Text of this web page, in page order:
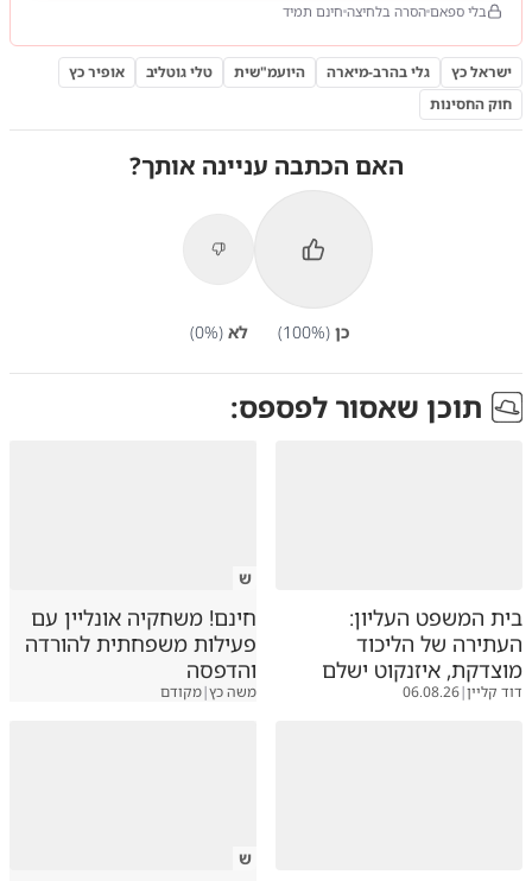
בלי ספאם הסרה בלחיצה חינם תמיד
ישראל כץ גלי בהרב-מיארה היועמ"שית טלי גוטליב
אופיר כץ
חוק החסינות
האם הכתבה עניינה אותך?
כן (
100%) לא (
0%)
תוכן שאסור לפספס:
בית המשפט העליון:
העתירה של הליכוד
מוצדקת, איזנקוט ישלם
דוד קליין|
06.08.26
ש
חינם! משחקיה אונליין עם
פעילות משפחתית להורדה
והדפסה
משה כץ|מקודם
ש